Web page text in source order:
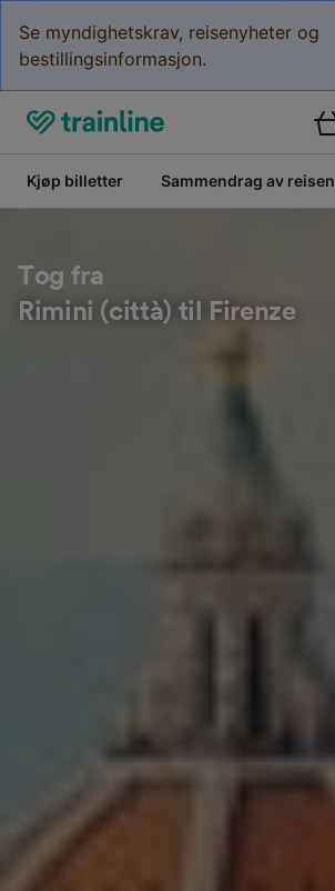
Se myndighetskrav, reisenyheter og
bestillingsinformasjon.
Kjøp billetter Sammendrag av reisen
Tog fra
Rimini (città) til Firenze